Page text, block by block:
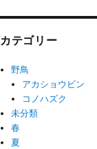
カテゴリー
野鳥
アカショウビン
コノハズク
未分類
春
夏